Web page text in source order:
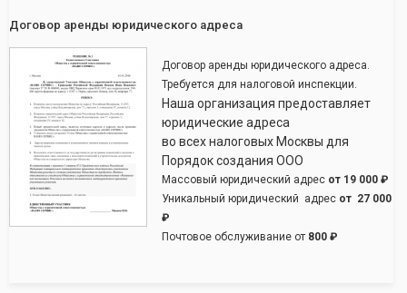
Договор аренды юридического адреса
Договор аренды юридического адреса.
Требуется для налоговой инспекции.
Наша организация предоставляет
юридические адреса
во всех налоговых Москвы для
Порядок создания ООО
Массовый юридический адрес от 19 000 ₽
Уникальный юридический адрес от 27 000
₽
Почтовое обслуживание от 800 ₽